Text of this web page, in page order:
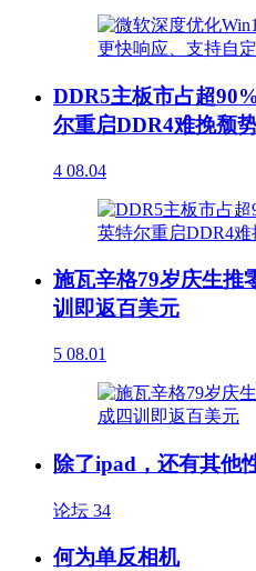
DDR5主板市占超
尔重启DDR4难挽颓
4 08.04
施瓦辛格79岁庆生推
训即返百美元
5 08.01
除了ipad，还有其他
论坛 34
何为单反相机